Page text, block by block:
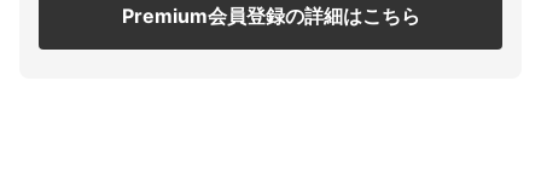
Premium会員登録の詳細はこちら